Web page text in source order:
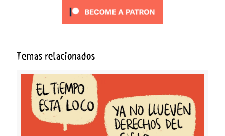
Temas relacionados